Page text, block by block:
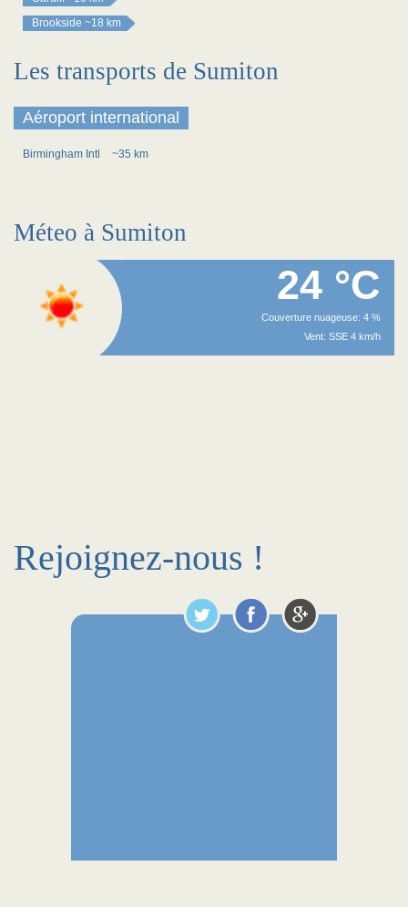
Brookside ~18 km
Les transports de Sumiton
Aéroport international
Birmingham Intl ~35 km
Méteo à Sumiton
24 °C
Couverture nuageuse: 4 %
Vent: SSE 4 km/h
Rejoignez-nous !